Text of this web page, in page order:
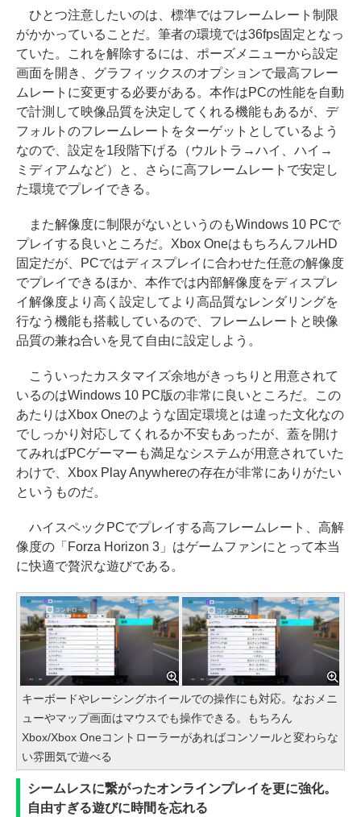
ひとつ注意したいのは、標準ではフレームレート制限
がかかっていることだ。筆者の環境では36fps固定となっ
ていた。これを解除するには、ポーズメニューから設定
画面を開き、グラフィックスのオプションで最高フレー
ムレートに変更する必要がある。本作はPCの性能を自動
で計測して映像品質を決定してくれる機能もあるが、デ
フォルトのフレームレートをターゲットとしているよう
なので、設定を1段階下げる（ウルトラ→ハイ、ハイ→
ミディアムなど）と、さらに高フレームレートで安定し
た環境でプレイできる。
また解像度に制限がないというのもWindows 10 PCで
プレイする良いところだ。Xbox OneはもちろんフルHD
固定だが、PCではディスプレイに合わせた任意の解像度
でプレイできるほか、本作では内部解像度をディスプレ
イ解像度より高く設定してより高品質なレンダリングを
行なう機能も搭載しているので、フレームレートと映像
品質の兼ね合いを見て自由に設定しよう。
こういったカスタマイズ余地がきっちりと用意されて
いるのはWindows 10 PC版の非常に良いところだ。この
あたりはXbox Oneのような固定環境とは違った文化なの
でしっかり対応してくれるか不安もあったが、蓋を開け
てみればPCゲーマーも満足なシステムが用意されていた
わけで、Xbox Play Anywhereの存在が非常にありがたい
というものだ。
ハイスペックPCでプレイする高フレームレート、高解
像度の「Forza Horizon 3」はゲームファンにとって本当
に快適で贅沢な遊びである。
キーボードやレーシングホイールでの操作にも対応。なおメニ
ューやマップ画面はマウスでも操作できる。もちろん
Xbox/Xbox Oneコントローラーがあればコンソールと変わらな
い雰囲気で遊べる
シームレスに繋がったオンラインプレイを更に強化。
自由すぎる遊びに時間を忘れる